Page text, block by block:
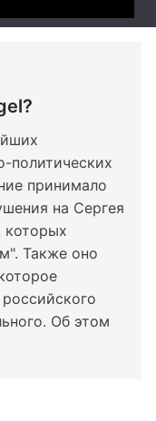
политических
принимало
на Сергея
которых
Также оно
Об этом